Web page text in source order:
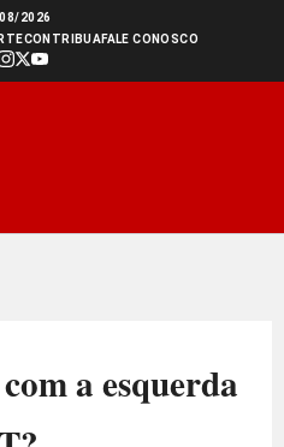
2026
CONTRIBUAFALE CONOSCO
a esquerda